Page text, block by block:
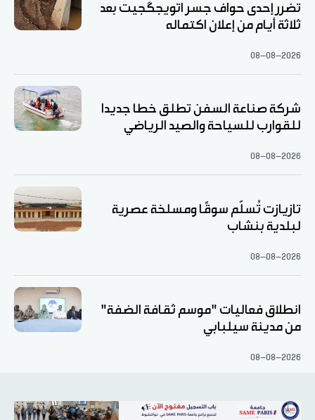
تضرر إحدى حواف جسر اتويجگجيت بعد
ثلاثة أيام من إعلان اكتماله
08-08-2026
شركة صناعة السفن تطلق خطا جديدا
للقوارب للسياحة والصيد الرياضي
08-08-2026
تازيازت تُسلّم سوقًا ومسلخة عصرية
لبلدية بنشاب
08-08-2026
انطلاق فعاليات "موسم ثقافة الضفة"
من مدينة سيلبابي
08-08-2026